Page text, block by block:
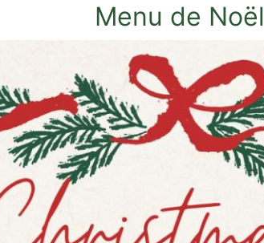
Menu de Noël